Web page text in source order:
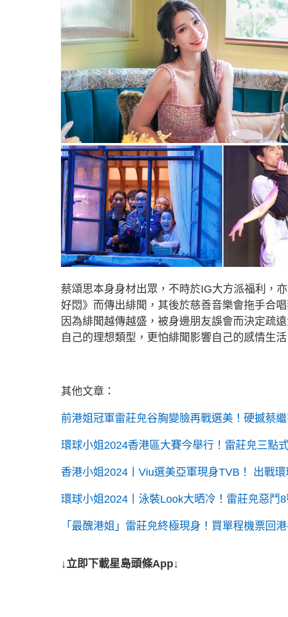
蔡頌思本身身材出眾，不時於IG大方派福利，
好悶》而傳出緋聞，其後於慈善音樂會拖手合
因為緋聞越傳越盛，被身邊朋友誤會而決定疏
自己的理想類型，更怕緋聞影響自己的感情生
其他文章：
前港姐冠軍雷莊𠒇谷胸變臉再戰選美！硬撼蔡
環球小姐2024香港區大賽今舉行！雷莊𠒇三點
香港小姐2024丨Viu選美亞軍現身TVB！ 出戰
環球小姐2024丨泳裝Look大晒冷！雷莊𠒇惡鬥
「最醜港姐」雷莊𠒇終極現身！買單程機票回
↓立即下載星島頭條App↓